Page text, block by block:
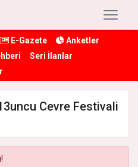
E-Gazete
Anketler
Seri İlanlar
Cevre Festivali